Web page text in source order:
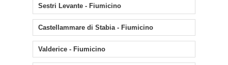
Sestri Levante - Fiumicino
Castellammare di Stabia - Fiumicino
Valderice - Fiumicino